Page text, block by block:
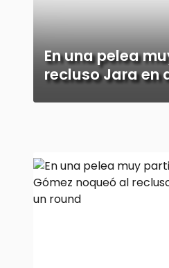
En una pelea
recluso Jara en